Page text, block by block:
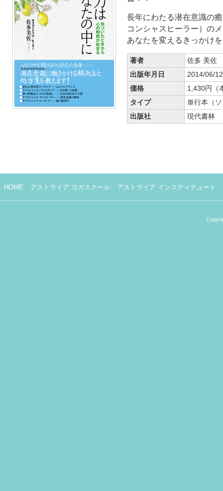
長年にわたる潜在意識の
コンシャスヒーラー）の
あなたを変えるきっかけ
著者
佐多 美佐
出版年月日
2014/06/12
価格
1,430円（
タイプ
単行本（
出版社
現代書林
HOME アストライア ヨガスクール アストライア インスティテュート